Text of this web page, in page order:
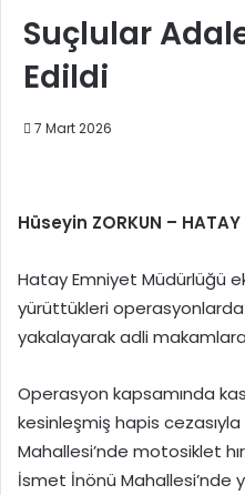
Suçlular
Edildi
7 Mart 2026
Hüseyin ZORKUN – HATAY
Hatay Emniyet Müdürlüğü
yürüttükleri operasyonlarda
yakalayarak adli
Operasyon kapsamında
kesinleşmiş hapis cezasıyla
Mahallesi’nde motosiklet
İsmet İnönü Mahallesi’nde